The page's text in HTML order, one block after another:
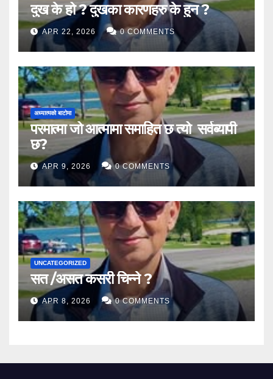
दुख के हो ? दुखका कारणहरु के हुन ?
APR 22, 2026 0 COMMENTS
अध्यात्मको बाटोमा
परमात्मा जो आत्मामा समाहित छ त्यो सर्वब्यापी
छ?
APR 9, 2026 0 COMMENTS
UNCATEGORIZED
सत /असत कसरी चिन्ने ?
APR 8, 2026 0 COMMENTS